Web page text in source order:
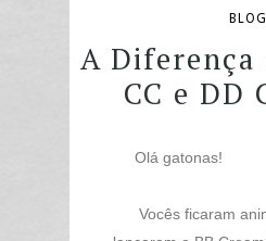
BLOG
A Diferença
CC e DD
Olá gatonas!
Vocês ficaram